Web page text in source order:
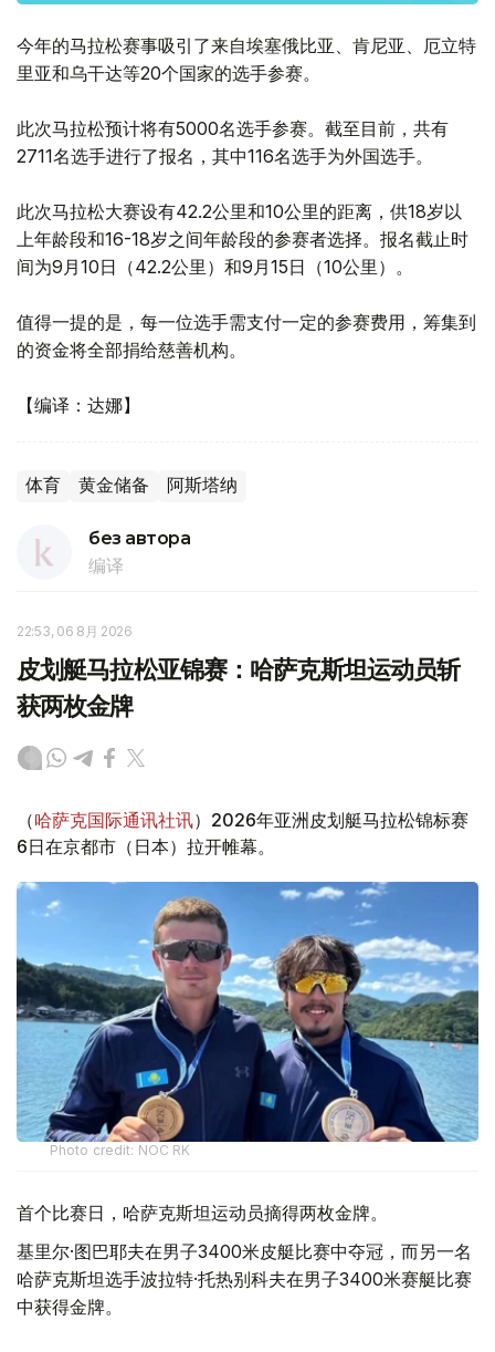
今年的马拉松赛事吸引了来自埃塞俄比亚、肯尼亚、厄立特
里亚和乌干达等20个国家的选手参赛。
此次马拉松预计将有5000名选手参赛。截至目前，共有
2711名选手进行了报名，其中116名选手为外国选手。
此次马拉松大赛设有42.2公里和10公里的距离，供18岁以
上年龄段和16-18岁之间年龄段的参赛者选择。报名截止时
间为9月10日（42.2公里）和9月15日（10公里）。
值得一提的是，每一位选手需支付一定的参赛费用，筹集到
的资金将全部捐给慈善机构。
【编译：达娜】
体育 黄金储备 阿斯塔纳
без автора
编译
22:53, 06 8月 2026
皮划艇马拉松亚锦赛：哈萨克斯坦运动员斩
获两枚金牌
（哈萨克国际通讯社讯）2026年亚洲皮划艇马拉松锦标赛
6日在京都市（日本）拉开帷幕。
Photo credit: NOC RK
首个比赛日，哈萨克斯坦运动员摘得两枚金牌。
基里尔·图巴耶夫在男子3400米皮艇比赛中夺冠，而另一名
哈萨克斯坦选手波拉特·托热别科夫在男子3400米赛艇比赛
中获得金牌。